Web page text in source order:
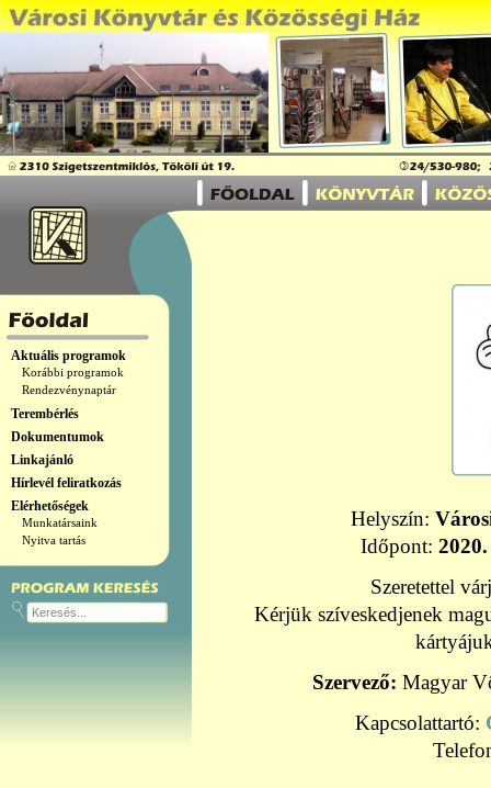
Aktuális programok
Korábbi programok
Rendezvénynaptár
Terembérlés
Dokumentumok
Linkajánló
Hírlevél feliratkozás
Elérhetőségek
Munkatársaink
Nyitva tartás
Helyszín:
Időpont:
Szeretettel
Kérjük szíveskedjenek
Szervező: Magyar
Kapcsolattartó: